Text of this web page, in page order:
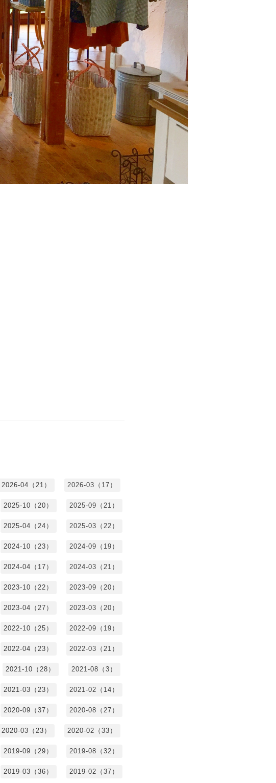
2026-04（21） 2026-03（17）
2025-10（20） 2025-09（21）
2025-04（24） 2025-03（22）
2024-10（23） 2024-09（19）
2024-04（17） 2024-03（21）
2023-10（22） 2023-09（20）
2023-04（27） 2023-03（20）
2022-10（25） 2022-09（19）
2022-04（23） 2022-03（21）
2021-10（28） 2021-08（3）
2021-03（23） 2021-02（14）
2020-09（37） 2020-08（27）
2020-03（23） 2020-02（33）
2019-09（29） 2019-08（32）
2019-03（36） 2019-02（37）